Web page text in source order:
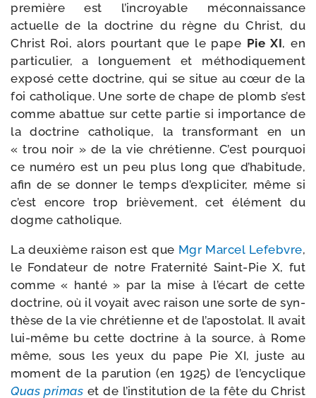
pre­mière est l’incroyable mécon­nais­sance
actuelle de la doc­trine du règne du Christ, du
Christ Roi, alors pour­tant que le pape Pie XI, en
par­ti­cu­lier, a lon­gue­ment et métho­di­que­ment
expo­sé cette doc­trine, qui se situe au cœur de la
foi catho­lique. Une sorte de chape de plomb s’est
comme abat­tue sur cette par­tie si impor­tance de
la doc­trine catho­lique, la trans­for­mant en un
« trou noir » de la vie chré­tienne. C’est pour­quoi
ce numé­ro est un peu plus long que d’habitude,
afin de se don­ner le temps d’expliciter, même si
c’est encore trop briè­ve­ment, cet élé­ment du
dogme catholique.
La deuxième rai­son est que Mgr Marcel Lefebvre,
le Fondateur de notre Fraternité Saint-​Pie X, fut
comme « han­té » par la mise à l’écart de cette
doc­trine, où il voyait avec rai­son une sorte de syn­
thèse de la vie chré­tienne et de l’apostolat. Il avait
lui-​même bu cette doc­trine à la source, à Rome
même, sous les yeux du pape Pie XI, juste au
moment de la paru­tion (en 1925) de l’encyclique
Quas pri­mas et de l’institution de la fête du Christ